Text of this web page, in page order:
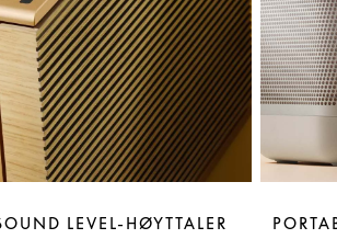
LEVEL-HØYTTALER